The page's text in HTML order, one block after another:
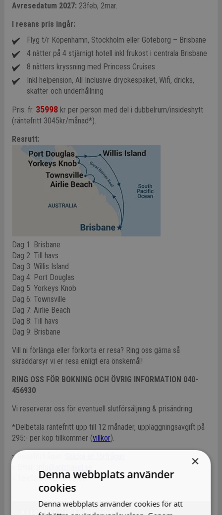
Avresedatum 2027: 23feb, 2mar.
I resans pris ingår:
Flyg t/r Köpenhamn, Stockholm eller Göteborg – Brisbane
4 nätter på 4 stjärnigt hotell inkl frukost i centrala Brisbane
8 nätters kryssning med Princess Cruises
Inkl helpension, All Inclusive dryckespaket, Wifi, dricks,
skatter och underhållning
Pris: fr. 35998kr per person med del i dubbelrum/insideshytt
(räntefritt 3045kr/månad*).
Resrutt:
Dag 1: Brisbane
Dag 2: Till havs
Dag 3: Willis Island
Dag 4: Port Douglas
Dag 5: Yorkeys Knob
Dag 6: Townsville
Dag 7: Airlie Beach
Dag 8: Till havs
Dag 9: Brisbane
Vill ni förlänga eller förkorta er resa? Ring oss gärna så
skräddarsyr vi er resa enligt era önskemål!
RING OSS FÖR BOKNING OCH ÖVRIG INFORMATION 040-
456930
Vi reserverar oss för eventuell slutförsäljning & prisändring.
*Delbetala räntefritt upp till 12 månader, uppläggningsavgift på
295:- per köp tillkommer (villkor).
» Reseförfrågan:
» Telefon: 040-45 69 30
×
Denna webbplats använder
cookies
Denna webbplats använder cookies för att